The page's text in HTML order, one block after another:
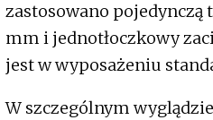
zastosowano pojedynczą
mm i jednotłoczkowy
jest w wyposażeniu
W szczególnym